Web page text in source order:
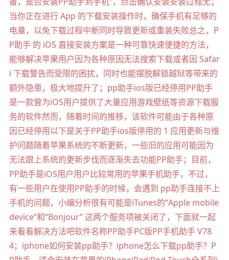
当你正在进行 App 的下载安装操作时，确保手机有足够的
电量，以免下载过程中断同时导致更新或重装失败总之，P
P助手 的 iOS 直接安装方案是一种可靠快速便捷的方法，
能够解决苹果用户因为各种原因无法搜索下载或者因 Safar
i 下载警告而受限的困扰，同时也能摆脱解锁越狱等带来的
额外隐患，极大地提升了；pp助手ios版已经停用PP助手
是一款曾为iOS用户提供了大量应用游戏壁纸等资源下载服
务的软件然而，随着时间的推移，该软件可能由于各种原
因已经停用以下是关于PP助手ios版停用的 1 应用更新与维
护问题随着苹果系统的不断更新，一些旧的应用可能因为
无法跟上系统的更新步伐而逐渐失去功能PP助手；目前，
PP助手是iOS用户用户比较常用的苹果手机助手，不过，
有一些用户在使用PP助手的时候，会遇到 pp助手连接不上
手机的问题，小编分析很有可能是iTunes的“Apple mobile
device”和“Bonjour” 这两个服务项被关闭了，下面就一起
来看看解决方法吧软件名称PP助手PC版PP手机助手 V78
4；iphone如何安装pp助手？iphone怎么下载pp助手？P